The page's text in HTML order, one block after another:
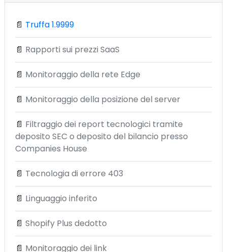
📄 Truffa 1.9999
📄 Rapporti sui prezzi SaaS
📄 Monitoraggio della rete Edge
📄 Monitoraggio della posizione del server
📄 Filtraggio dei report tecnologici tramite
deposito SEC o deposito del bilancio presso
Companies House
📄 Tecnologia di errore 403
📄 Linguaggio inferito
📄 Shopify Plus dedotto
📄 Monitoraggio dei link